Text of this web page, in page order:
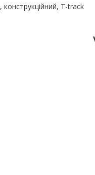
, конструкційний, T-track